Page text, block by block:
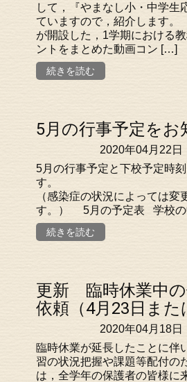
して，『やまなし小・中学生
ていますので，紹介します
が開設した，1学期における
ントをまとめた動画コン […]
続きを読む
5月の行事予定をお
2020年04月22日
5月の行事予定と下校予定時
（感染症の状況によっては変
す。） 5月の予定表 学校の
続きを読む
更新 臨時休業中
依頼（4月23日また
2020年04月18日
臨時休業が延長したことに伴
習の状況把握や課題等配付の
は，全学年の保護者の皆様に